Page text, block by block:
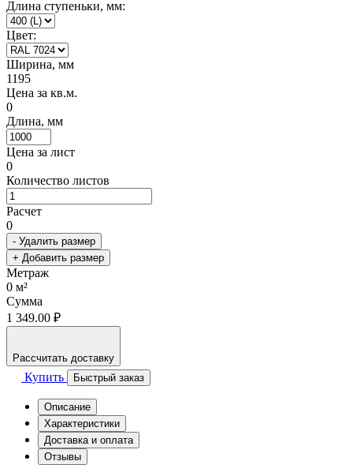
Длина ступеньки, мм:
Цвет:
Ширина, мм
1195
Цена за кв.м.
0
Длина, мм
Цена за лист
0
Количество листов
Расчет
0
- Удалить размер
+ Добавить размер
Метраж
0 м²
Сумма
1 349.00 ₽
Рассчитать доставку
Купить Быстрый заказ
Описание
Характеристики
Доставка и оплата
Отзывы